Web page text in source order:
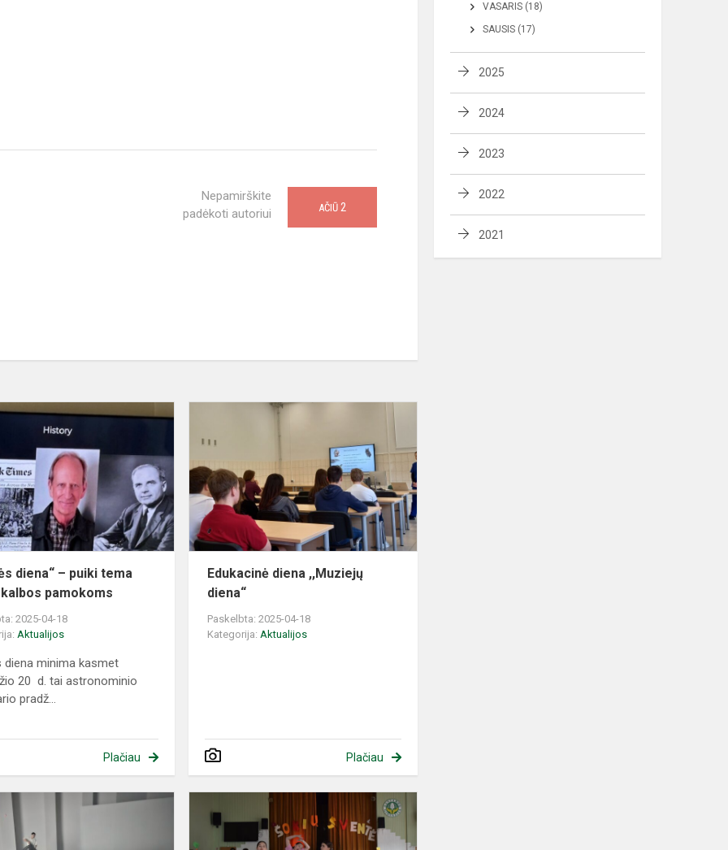
Nepamirškite
padėkoti autoriui
AČIŪ 2
puiki
tema
anglų
kalbos
pamokoms
diena“ – puiki tema
pamokoms
2025-04-18
Aktualijos
diena minima kasmet
20 d. tai astronominio
pradž...
Plačiau
,,Muziejų
diena“
Edukacinė diena ,,Muziejų
diena“
Paskelbta: 2025-04-18
Kategorija:Aktualijos
Plačiau
Projektas
maži
šventė
VASARIS (18)
SAUSIS (17)
2025
2024
2023
2022
2021